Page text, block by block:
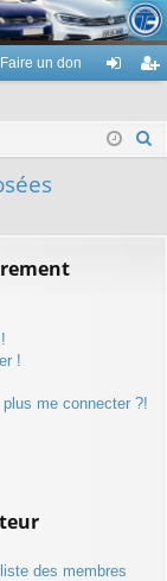
Touran
Faire un don
ne nr
!
me connecter ?!
des membres